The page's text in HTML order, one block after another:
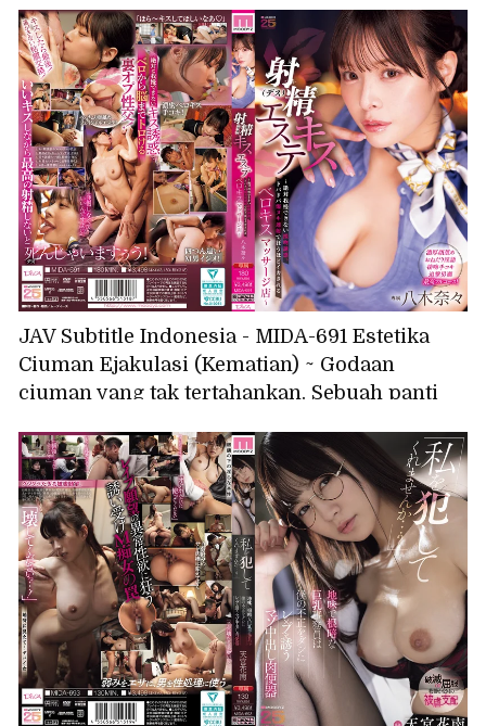
Dalam Saya... - Akari Neo
JAV Subtitle Indonesia - MIDA-691 Estetika
Ciuman Ejakulasi (Kematian) ~ Godaan
ciuman yang tak tertahankan. Sebuah panti
gila dengan ejakulasi eksplosif ~ Nana Yagi